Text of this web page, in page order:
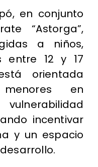
en conjunto
“Astorga”,
a niños,
entre 12 y 17
orientada
en
incentivar
y un espacio